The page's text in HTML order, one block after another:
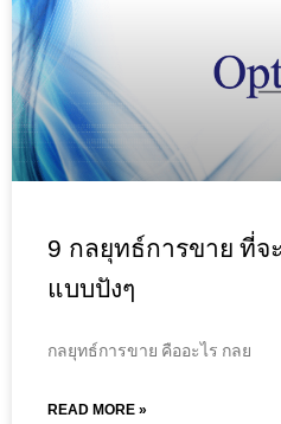
9 กลยุทธ์การขาย ที่จ
แบบปังๆ
กลยุทธ์การขาย คืออะไร กลย
READ MORE »